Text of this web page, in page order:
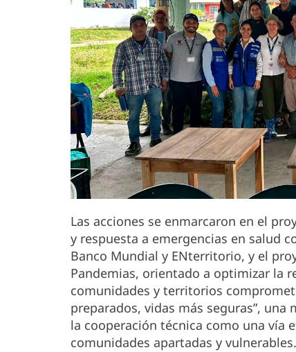
Las acciones se enmarcaron en el
y respuesta a emergencias en salud
Banco Mundial y ENterritorio, y el
Pandemias, orientado a optimizar la
comunidades y territorios
preparados, vidas más seguras”,
la cooperación técnica como una vía
comunidades apartadas y vulnerables.